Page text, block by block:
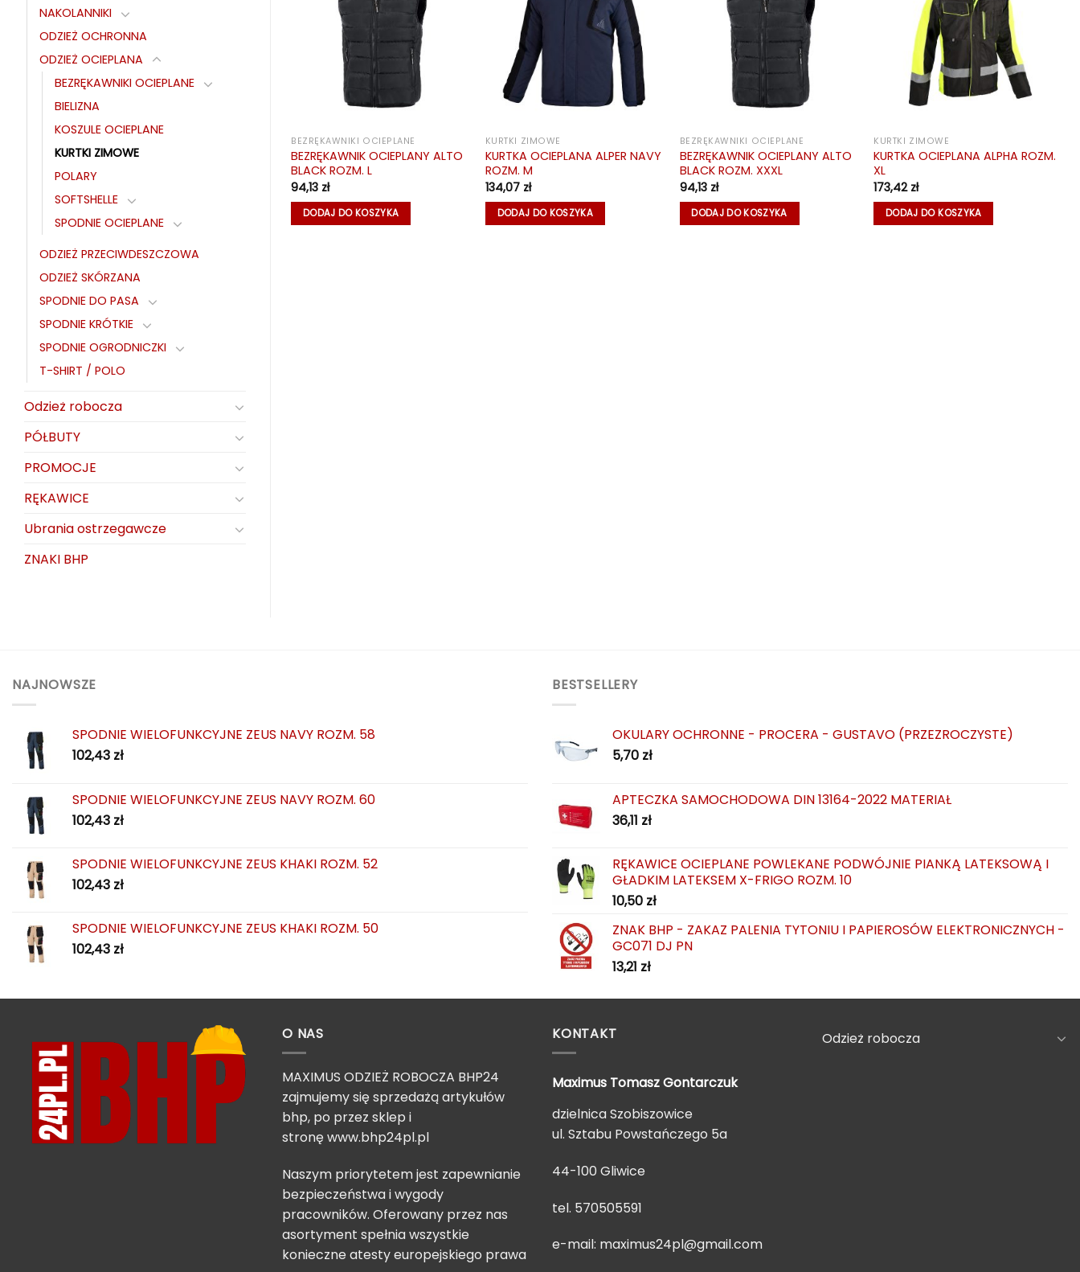
NAKOLANNIKI
ODZIEŻ OCHRONNA
ODZIEŻ OCIEPLANA
BEZRĘKAWNIKI OCIEPLANE
BIELIZNA
KOSZULE OCIEPLANE
KURTKI ZIMOWE
POLARY
SOFTSHELLE
SPODNIE OCIEPLANE
ODZIEŻ PRZECIWDESZCZOWA
ODZIEŻ SKÓRZANA
SPODNIE DO PASA
SPODNIE KRÓTKIE
SPODNIE OGRODNICZKI
T-SHIRT / POLO
Odzież robocza
PÓŁBUTY
PROMOCJE
RĘKAWICE
Ubrania ostrzegawcze
ZNAKI BHP
BEZRĘKAWNIKI OCIEPLANE
BEZRĘKAWNIK OCIEPLANY ALTO
BLACK ROZM. L
94,13 zł
DODAJ DO KOSZYKA
KURTKI ZIMOWE
KURTKA OCIEPLANA ALPER NAVY
ROZM. M
134,07 zł
DODAJ DO KOSZYKA
BEZRĘKAWNIKI OCIEPLANE
BEZRĘKAWNIK OCIEPLANY ALTO
BLACK ROZM. XXXL
94,13 zł
DODAJ DO KOSZYKA
KURTKI ZIMOWE
KURTKA OCIEPLANA ALPHA ROZM.
XL
173,42 zł
DODAJ DO KOSZYKA
ALTO
KURTKA OCIEPLANA ALPER NAVY
NAJNOWSZE
SPODNIE WIELOFUNKCYJNE ZEUS NAVY ROZM. 58
102,43 zł
SPODNIE WIELOFUNKCYJNE ZEUS NAVY ROZM. 60
102,43 zł
SPODNIE WIELOFUNKCYJNE ZEUS KHAKI ROZM. 52
102,43 zł
SPODNIE WIELOFUNKCYJNE ZEUS KHAKI ROZM. 50
102,43 zł
BESTSELLERY
OKULARY OCHRONNE - PROCERA - GUSTAVO (PRZEZROCZYSTE)
5,70 zł
APTECZKA SAMOCHODOWA DIN 13164-2022 MATERIAŁ
36,11 zł
RĘKAWICE OCIEPLANE POWLEKANE PODWÓJNIE PIANKĄ LATEKSOWĄ I
GŁADKIM LATEKSEM X-FRIGO ROZM. 10
10,50 zł
ZNAK BHP - ZAKAZ PALENIA TYTONIU I PAPIEROSÓW ELEKTRONICZNYCH -
GC071 DJ PN
13,21 zł
O NAS
MAXIMUS ODZIEŻ ROBOCZA BHP24
zajmujemy się sprzedażą artykułów
bhp, po przez sklep i
stronę www.bhp24pl.pl
Naszym priorytetem jest zapewnianie
bezpieczeństwa i wygody
pracowników. Oferowany przez nas
asortyment spełnia wszystkie
konieczne atesty europejskiego prawa
KONTAKT
Maximus TomaszGontarczuk
dzielnica Szobiszowice
ul. Sztabu Powstańczego 5a
44-100 Gliwice
tel. 570505591
e-mail: maximus24pl@gmail.com
Odzież robocza